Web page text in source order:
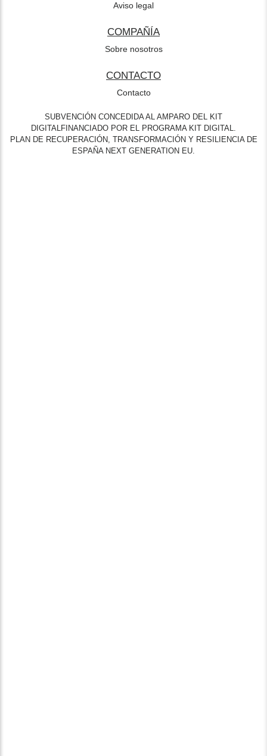
Aviso legal
COMPAÑÍA
Sobre nosotros
CONTACTO
Contacto
SUBVENCIÓN CONCEDIDA AL AMPARO DEL KIT
DIGITALFINANCIADO POR EL PROGRAMA KIT DIGITAL.
PLAN DE RECUPERACIÓN, TRANSFORMACIÓN Y RESILIENCIA DE
ESPAÑA NEXT GENERATION EU.